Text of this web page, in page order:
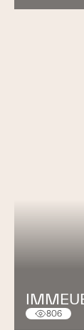
806